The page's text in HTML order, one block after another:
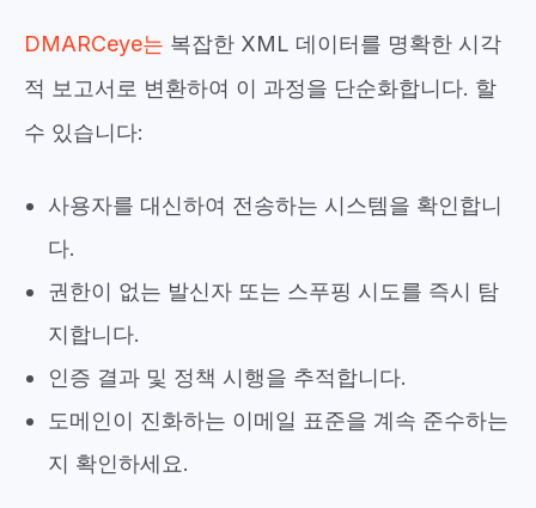
DMARCeye는 복잡한 XML 데이터를 명확한 시각
적 보고서로 변환하여 이 과정을 단순화합니다. 할
수 있습니다:
사용자를 대신하여 전송하는 시스템을 확인합니
다.
권한이 없는 발신자 또는 스푸핑 시도를 즉시 탐
지합니다.
인증 결과 및 정책 시행을 추적합니다.
도메인이 진화하는 이메일 표준을 계속 준수하는
지 확인하세요.